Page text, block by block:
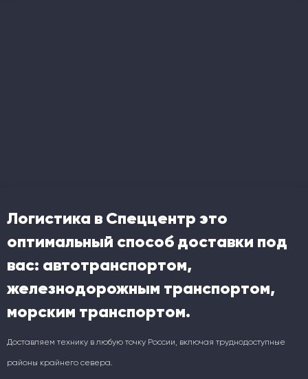
Логистика в Спеццентр это
оптимальный способ доставки под
вас: автотранспортом,
железнодорожным транспортом,
морским транспортом.
Доставляем технику в любую точку России, включая труднодоступные
районы крайнего севера.